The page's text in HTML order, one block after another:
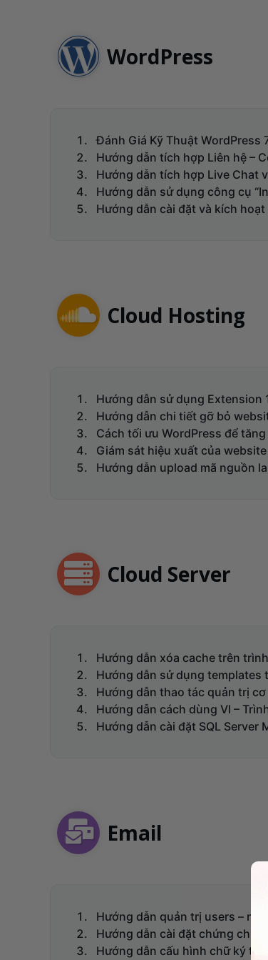
WordPress
Đánh Giá Kỹ Thuật WordPress
Hướng dẫn tích hợp Liên hệ –
Hướng dẫn tích hợp Live Chat
Hướng dẫn sử dụng công cụ
Hướng dẫn cài đặt và kích
Cloud Hosting
Hướng dẫn sử dụng Extension
Hướng dẫn chi tiết gỡ bỏ
Cách tối ưu WordPress để
Giám sát hiệu xuất của website
Hướng dẫn upload mã nguồn
Cloud Server
Hướng dẫn xóa cache trên
Hướng dẫn sử dụng templates
Hướng dẫn thao tác quản trị
Hướng dẫn cách dùng VI –
Hướng dẫn cài đặt SQL Server
Email
Hướng dẫn quản trị users –
Hướng dẫn cài đặt chứng chỉ
Hướng dẫn cấu hình chữ ký